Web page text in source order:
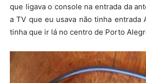
que ligava o console na entrada da
a TV que eu usava não tinha entrada
tinha que ir lá no centro de Porto